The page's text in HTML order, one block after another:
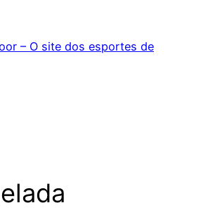
– O site dos esportes de